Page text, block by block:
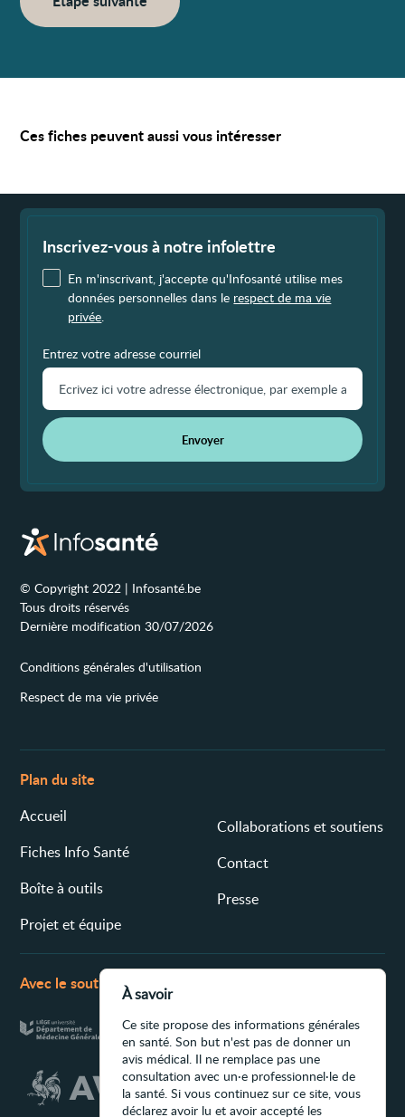
Ces fiches peuvent aussi vous intéresser
Inscrivez-vous à notre infolettre
En m'inscrivant, j'accepte qu'Infosanté utilise mes
données personnelles dans le respect de ma vie
privée
Entrez votre adresse courriel
Envoyer
© Copyright 2022 | Infosanté.be
Tous droits réservés
Dernière modification 30/07/2026
Conditions générales d'utilisation
Respect de ma vie privée
Plan du site
Accueil
Fiches Info Santé
Boîte à outils
Projet et équipe
Collaborations et soutiens
Contact
Presse
Avec le soutien de
À savoir
Ce site propose des informations générales
en santé. Son but n'est pas de donner un
avis médical. Il ne remplace pas une
consultation avec un·e professionnel·le de
la santé. Si vous continuez sur ce site, vous
déclarez avoir lu et avoir accepté les